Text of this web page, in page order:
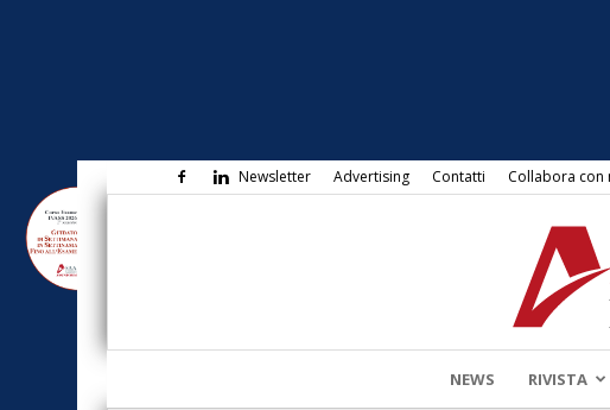
Newsletter Advertising Contatti Collabora con
NEWS RIVISTA